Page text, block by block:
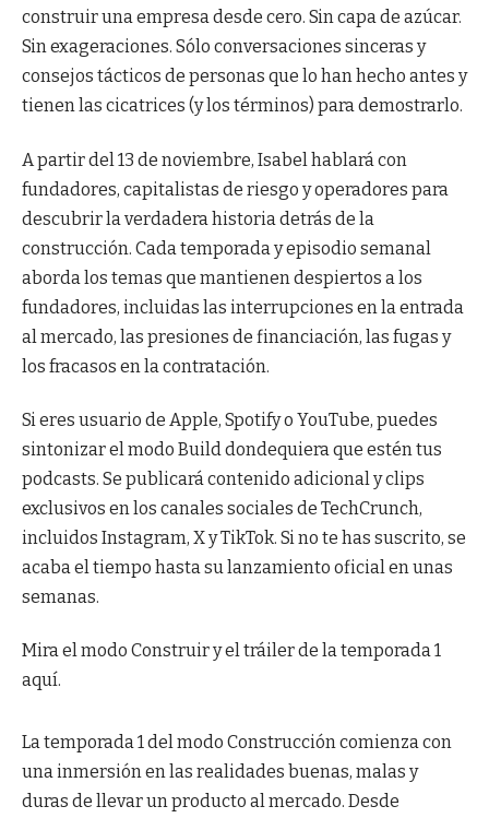
construir una empresa desde cero. Sin capa de azúcar.
Sin exageraciones. Sólo conversaciones sinceras y
consejos tácticos de personas que lo han hecho antes y
tienen las cicatrices (y los términos) para demostrarlo.
A partir del 13 de noviembre, Isabel hablará con
fundadores, capitalistas de riesgo y operadores para
descubrir la verdadera historia detrás de la
construcción. Cada temporada y episodio semanal
aborda los temas que mantienen despiertos a los
fundadores, incluidas las interrupciones en la entrada
al mercado, las presiones de financiación, las fugas y
los fracasos en la contratación.
Si eres usuario de Apple, Spotify o YouTube, puedes
sintonizar el modo Build dondequiera que estén tus
podcasts. Se publicará contenido adicional y clips
exclusivos en los canales sociales de TechCrunch,
incluidos Instagram, X y TikTok. Si no te has suscrito, se
acaba el tiempo hasta su lanzamiento oficial en unas
semanas.
Mira el modo Construir y el tráiler de la temporada 1
aquí.
La temporada 1 del modo Construcción comienza con
una inmersión en las realidades buenas, malas y
duras de llevar un producto al mercado. Desde